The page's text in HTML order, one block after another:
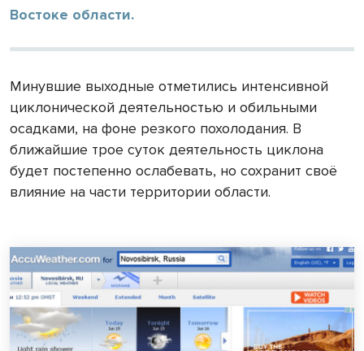
Востоке области.
Минувшие выходные отметились интенсивной
циклонической деятельностью и обильными
осадками, на фоне резкого похолодания. В
ближайшие трое суток деятельность циклона
будет постепенно ослабевать, но сохранит своё
влияние на части территории области.